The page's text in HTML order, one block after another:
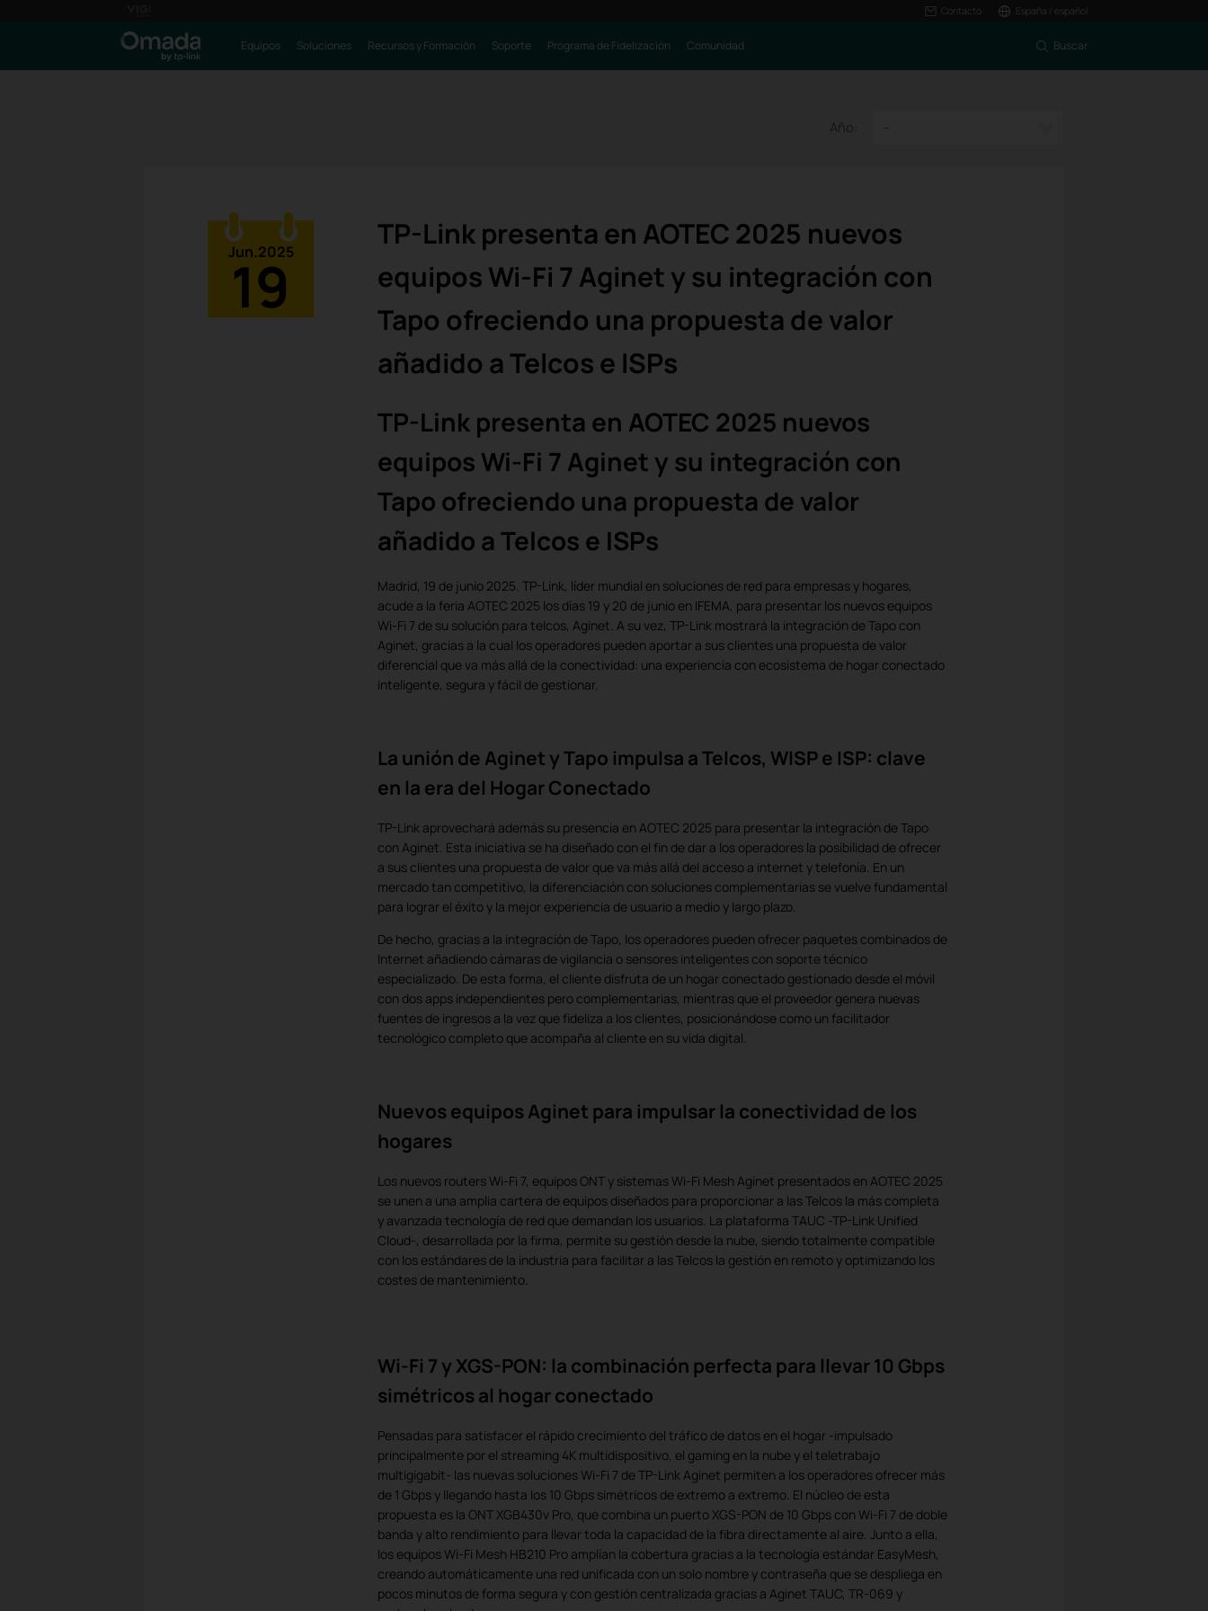
Contacto España / español
Equipos Soluciones Recursos y Formación Soporte Programa de Fidelización Comunidad Buscar
Año: --
Jun.2025
19
TP-Link presenta en AOTEC 2025 nuevos
equipos Wi-Fi 7 Aginet y su integración con
Tapo ofreciendo una propuesta de valor
añadido a Telcos e ISPs
TP-Link presenta en AOTEC 2025 nuevos
equipos Wi-Fi 7 Aginet y su integración con
Tapo ofreciendo una propuesta de valor
añadido a Telcos e ISPs
Madrid, 19 de junio 2025. TP-Link, líder mundial en soluciones de red para empresas y hogares,
acude a la feria AOTEC 2025 los días 19 y 20 de junio en IFEMA, para presentar los nuevos equipos
Wi-Fi 7 de su solución para telcos, Aginet. A su vez, TP-Link mostrará la integración de Tapo con
Aginet, gracias a la cual los operadores pueden aportar a sus clientes una propuesta de valor
diferencial que va más allá de la conectividad: una experiencia con ecosistema de hogar conectado
inteligente, segura y fácil de gestionar.
La unión de Aginet y Tapo impulsa a Telcos, WISP e ISP: clave
en la era del Hogar Conectado
TP-Link aprovechará además su presencia en AOTEC 2025 para presentar la integración de Tapo
con Aginet. Esta iniciativa se ha diseñado con el fin de dar a los operadores la posibilidad de ofrecer
a sus clientes una propuesta de valor que va más allá del acceso a internet y telefonía. En un
mercado tan competitivo, la diferenciación con soluciones complementarias se vuelve fundamental
para lograr el éxito y la mejor experiencia de usuario a medio y largo plazo.
De hecho, gracias a la integración de Tapo, los operadores pueden ofrecer paquetes combinados de
Internet añadiendo cámaras de vigilancia o sensores inteligentes con soporte técnico
especializado. De esta forma, el cliente disfruta de un hogar conectado gestionado desde el móvil
con dos apps independientes pero complementarias, mientras que el proveedor genera nuevas
fuentes de ingresos a la vez que fideliza a los clientes, posicionándose como un facilitador
tecnológico completo que acompaña al cliente en su vida digital.
Nuevos equipos Aginet para impulsar la conectividad de los
hogares
Los nuevos routers Wi-Fi 7, equipos ONT y sistemas Wi-Fi Mesh Aginet presentados en AOTEC 2025
se unen a una amplia cartera de equipos diseñados para proporcionar a las Telcos la más completa
y avanzada tecnología de red que demandan los usuarios. La plataforma TAUC -TP-Link Unified
Cloud-, desarrollada por la firma, permite su gestión desde la nube, siendo totalmente compatible
con los estándares de la industria para facilitar a las Telcos la gestión en remoto y optimizando los
costes de mantenimiento.
Wi-Fi 7 y XGS-PON: la combinación perfecta para llevar 10 Gbps
simétricos al hogar conectado
Pensadas para satisfacer el rápido crecimiento del tráfico de datos en el hogar -impulsado
principalmente por el streaming 4K multidispositivo, el gaming en la nube y el teletrabajo
multigigabit- las nuevas soluciones Wi-Fi 7 de TP-Link Aginet permiten a los operadores ofrecer más
de 1 Gbps y llegando hasta los 10 Gbps simétricos de extremo a extremo. El núcleo de esta
propuesta es la ONT XGB430v Pro, que combina un puerto XGS-PON de 10 Gbps con Wi-Fi 7 de doble
banda y alto rendimiento para llevar toda la capacidad de la fibra directamente al aire. Junto a ella,
los equipos Wi-Fi Mesh HB210 Pro amplían la cobertura gracias a la tecnología estándar EasyMesh,
creando automáticamente una red unificada con un solo nombre y contraseña que se despliega en
pocos minutos de forma segura y con gestión centralizada gracias a Aginet TAUC, TR-069 y